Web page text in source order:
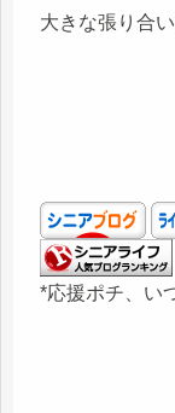
大きな張り合
*応援ポチ、い